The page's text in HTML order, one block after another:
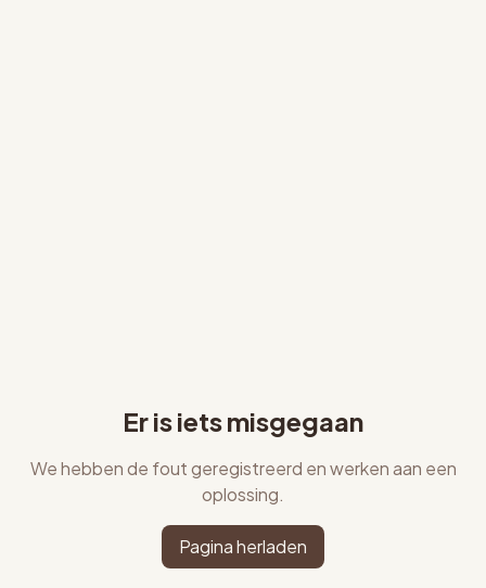
Er is iets misgegaan
We hebben de fout geregistreerd en werken aan een
oplossing.
Pagina herladen